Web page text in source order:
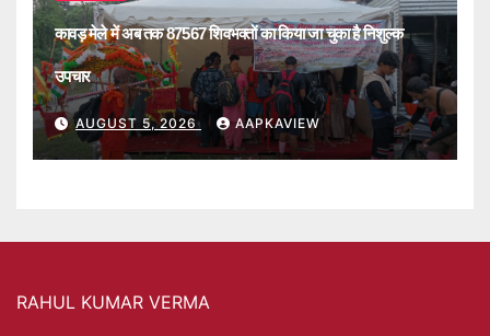
कावड़ मेले में अब तक 87567 शिवभक्तों का किया जा चुका है निशुल्क
उपचार
AUGUST 5, 2026 AAPKAVIEW
RAHUL KUMAR VERMA